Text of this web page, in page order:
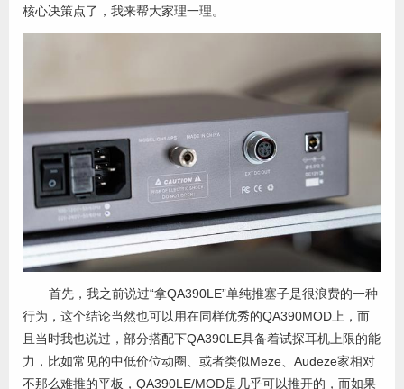
核心决策点了，我来帮大家理一理。
首先，我之前说过“拿QA390LE”单纯推塞子是很浪费的一种
行为，这个结论当然也可以用在同样优秀的QA390MOD上，而
且当时我也说过，部分搭配下QA390LE具备着试探耳机上限的能
力，比如常见的中低价位动圈、或者类似Meze、Audeze家相对
不那么难推的平板，QA390LE/MOD是几乎可以推开的，而如果